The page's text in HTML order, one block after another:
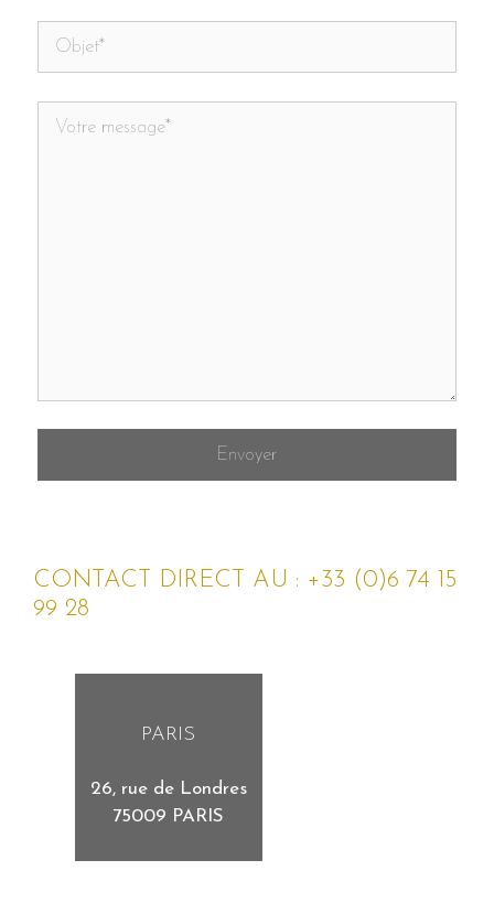
CONTACT DIRECT AU : +33 (0)6 74 15
99 28
PARIS
26, rue de Londres
75009 PARIS